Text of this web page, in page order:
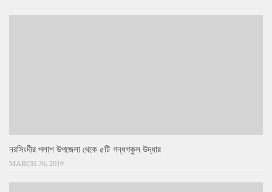
নরসিংদীর পলাশ উপজেলা থেকে ৫টি গন্ধগকুল উদ্ধার
MARCH 30, 2019